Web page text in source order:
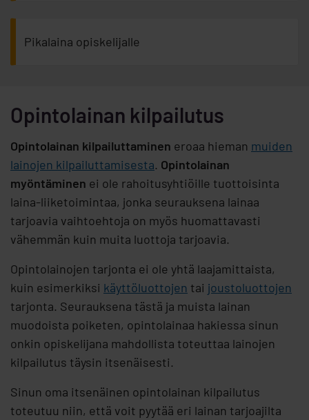
Pikalaina opiskelijalle
Opintolainan kilpailutus
Opintolainan kilpailuttaminen eroaa hieman muiden
lainojen kilpailuttamisesta. Opintolainan
myöntäminen ei ole rahoitusyhtiöille tuottoisinta
laina-liiketoimintaa, jonka seurauksena lainaa
tarjoavia vaihtoehtoja on myös huomattavasti
vähemmän kuin muita luottoja tarjoavia.
Opintolainojen tarjonta ei ole yhtä laajamittaista,
kuin esimerkiksi käyttöluottojen tai joustoluottojen
tarjonta. Seurauksena tästä ja muista lainan
muodoista poiketen, opintolainaa hakiessa sinun
onkin opiskelijana mahdollista toteuttaa lainojen
kilpailutus täysin itsenäisesti.
Sinun oma itsenäinen opintolainan kilpailutus
toteutuu niin, että voit pyytää eri lainan tarjoajilta